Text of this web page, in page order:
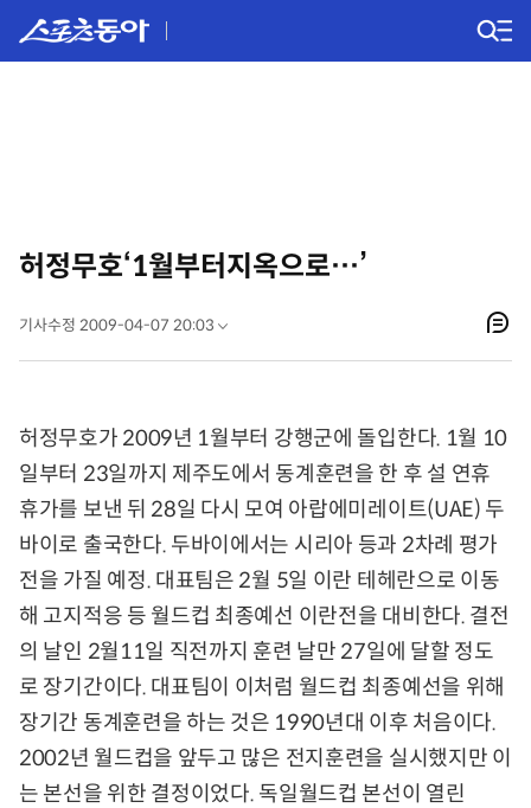
허정무호‘1월부터지옥으로…’
기사수정 2009-04-07 20:03
허정무호가 2009년 1월부터 강행군에 돌입한다. 1월 10
일부터 23일까지 제주도에서 동계훈련을 한 후 설 연휴
휴가를 보낸 뒤 28일 다시 모여 아랍에미레이트(UAE) 두
바이로 출국한다. 두바이에서는 시리아 등과 2차례 평가
전을 가질 예정. 대표팀은 2월 5일 이란 테헤란으로 이동
해 고지적응 등 월드컵 최종예선 이란전을 대비한다. 결전
의 날인 2월11일 직전까지 훈련 날만 27일에 달할 정도
로 장기간이다. 대표팀이 이처럼 월드컵 최종예선을 위해
장기간 동계훈련을 하는 것은 1990년대 이후 처음이다.
2002년 월드컵을 앞두고 많은 전지훈련을 실시했지만 이
는 본선을 위한 결정이었다. 독일월드컵 본선이 열린